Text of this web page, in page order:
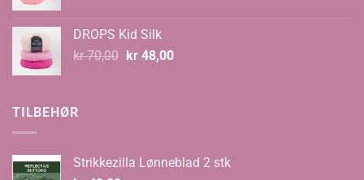
kr 67,00.
DROPS Kid Silk
kr70,00 Opprinnelig
kr48,00Nåværende
TILBEHØR
Strikkezilla Lønneblad 2 stk